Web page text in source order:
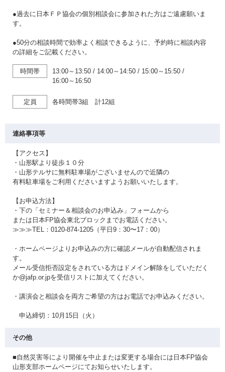
●過去に日本ＦＰ協会の個別相談会に参加された方はご遠慮願いま
す。
●50分の相談時間で効率よく相談できるように、予約時に相談内容
の詳細をご記載ください。
時間帯 13:00～13:50 / 14:00～14:50 / 15:00～15:50 /
16:00～16:50
定員 各時間帯3組 計12組
連絡事項等
【アクセス】
・山形駅より徒歩１０分
・山形テルサに無料駐車場がございませんので近隣の
有料駐車場をご利用くださいますようお願いいたします。
【お申込方法】
・下の「セミナー＆相談会のお申込み」フォームから
または日本FP協会東北ブロックまでお電話ください。
≫≫≫TEL：0120-874-1205（平日9：30〜17：00）
・ホームページよりお申込みの方に確認メールが自動配信されま
す。
メール受信拒否設定をされている方はドメイン解除をしていただく
か@jafp.or.jpを受信リストに加えてください。
・講演会と相談会を両方ご希望の方はお電話でお申込みください。
申込締切：10月15日（火）
その他
■自然災害等により開催を中止または変更する場合には日本FP協会
山形支部ホームページにてお知らせいたします。